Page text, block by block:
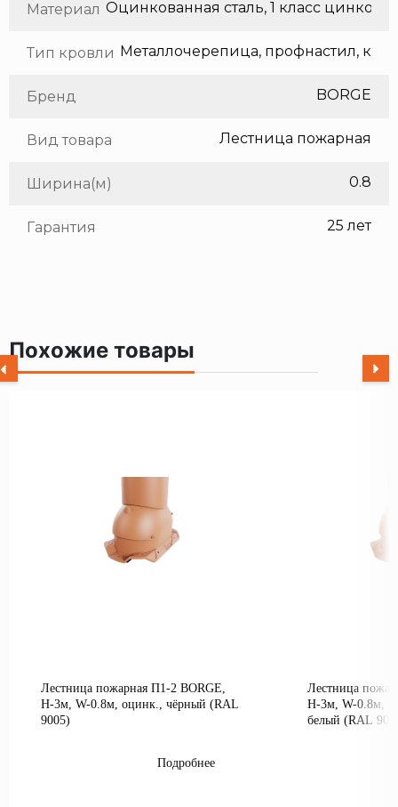
Материал
Тип кровли
Бренд BORGE
Вид товара Лестница пожарная
Ширина(м) 0.8
Гарантия 25 лет
Похожие товары
Лестница пожарная П1-2 BORGE,
Н-3м, W-0.8м, оцинк., чёрный (RAL
9005)
Подробнее
Лестница
Н-3м, W-0.8м,
белый (RAL